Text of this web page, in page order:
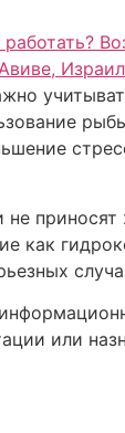
приносят
как
или